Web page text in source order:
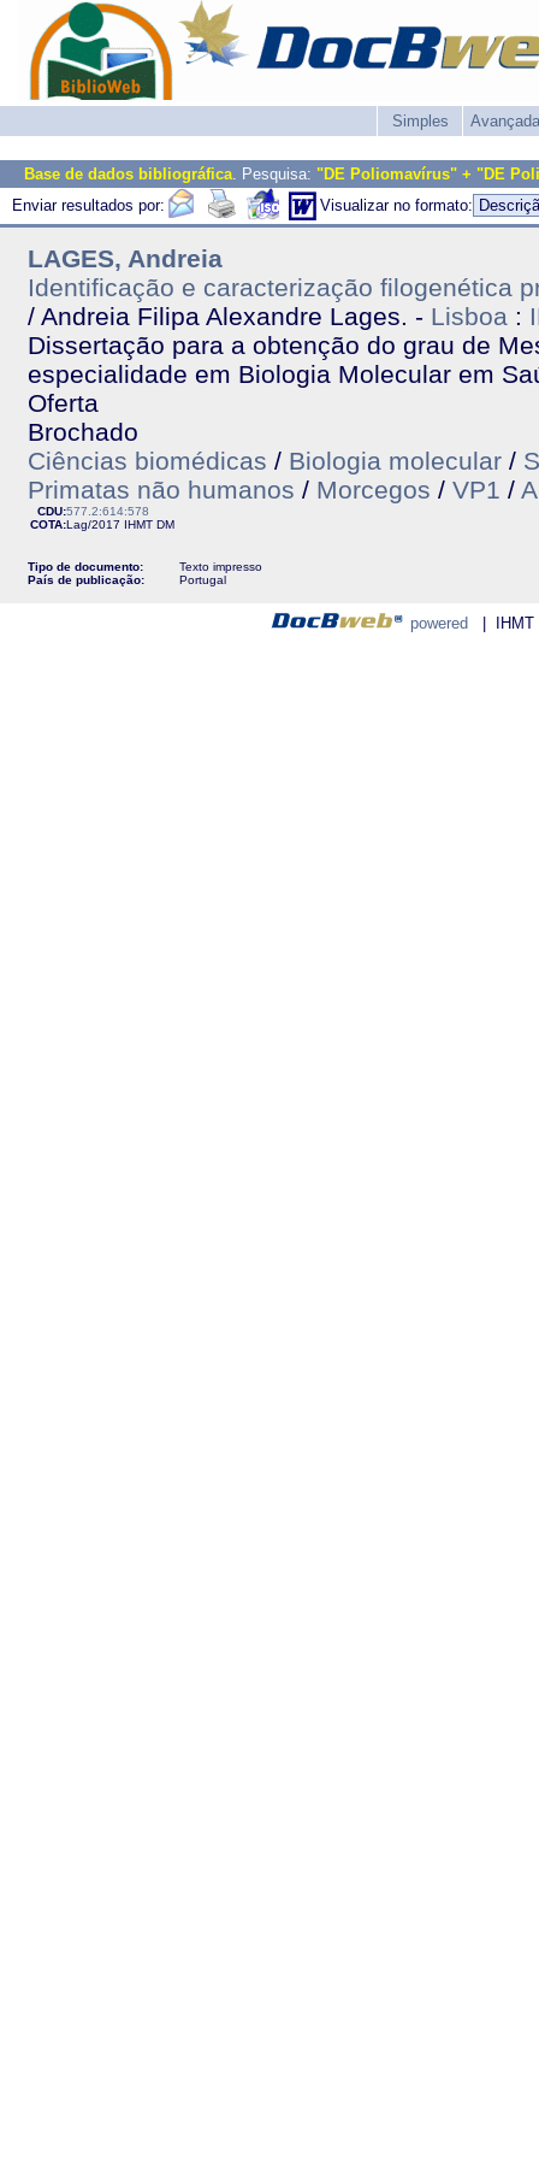
Simples Avançada
Base de dados bibliográfica. Pesquisa: "DE Poliomavírus" + "DE
Enviar resultados por:
Visualizar no formato:
LAGES, Andreia
Identificação e caracterização filogenética
/ Andreia Filipa Alexandre Lages. - Lisboa :
Dissertação para a obtenção do grau de
especialidade em Biologia Molecular em
Oferta
Brochado
Ciências biomédicas / Biologia molecular /
Primatas não humanos / Morcegos / VP1 /
CDU:577.2:614:578
COTA:Lag/2017 IHMT DM
Tipo de documento:
Texto impresso
País de publicação:
Portugal
powered | IHMT -